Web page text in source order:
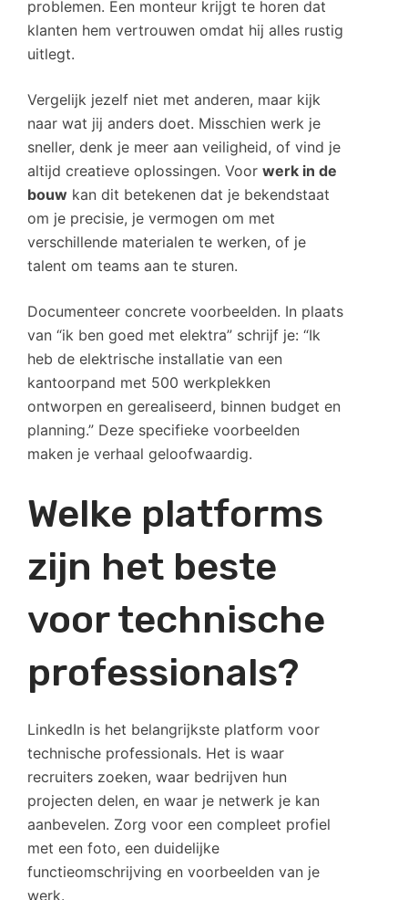
problemen. Een monteur krijgt te horen dat
klanten hem vertrouwen omdat hij alles rustig
uitlegt.
Vergelijk jezelf niet met anderen, maar kijk
naar wat jij anders doet. Misschien werk je
sneller, denk je meer aan veiligheid, of vind je
altijd creatieve oplossingen. Voor werk in de
bouw kan dit betekenen dat je bekendstaat
om je precisie, je vermogen om met
verschillende materialen te werken, of je
talent om teams aan te sturen.
Documenteer concrete voorbeelden. In plaats
van “ik ben goed met elektra” schrijf je: “Ik
heb de elektrische installatie van een
kantoorpand met 500 werkplekken
ontworpen en gerealiseerd, binnen budget en
planning.” Deze specifieke voorbeelden
maken je verhaal geloofwaardig.
Welke platforms
zijn het beste
voor technische
professionals?
LinkedIn is het belangrijkste platform voor
technische professionals. Het is waar
recruiters zoeken, waar bedrijven hun
projecten delen, en waar je netwerk je kan
aanbevelen. Zorg voor een compleet profiel
met een foto, een duidelijke
functieomschrijving en voorbeelden van je
werk.